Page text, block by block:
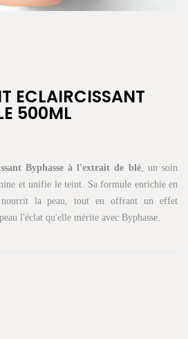
ECLAIRCISSANT
500ML
Byphasse à l'extrait de blé, un soin
et unifie le teint. Sa formule enrichie en
la peau, tout en offrant un effet
l'éclat qu'elle mérite avec Byphasse.